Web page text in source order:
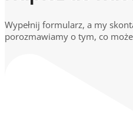
Wypełnij formularz, a my
porozmawiamy o tym, co